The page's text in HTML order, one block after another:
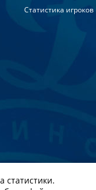
Статистика игроков
официальный
статистики.